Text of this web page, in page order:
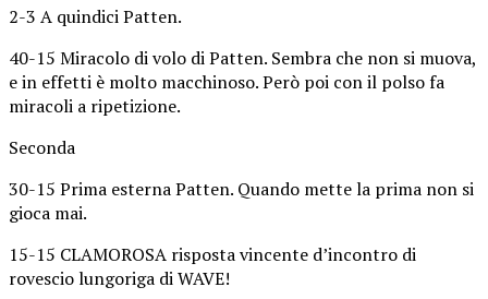
2-3 A quindici Patten.
40-15 Miracolo di volo di Patten. Sembra che non si muova,
e in effetti è molto macchinoso. Però poi con il polso fa
miracoli a ripetizione.
Seconda
30-15 Prima esterna Patten. Quando mette la prima non si
gioca mai.
15-15 CLAMOROSA risposta vincente d’incontro di
rovescio lungoriga di WAVE!